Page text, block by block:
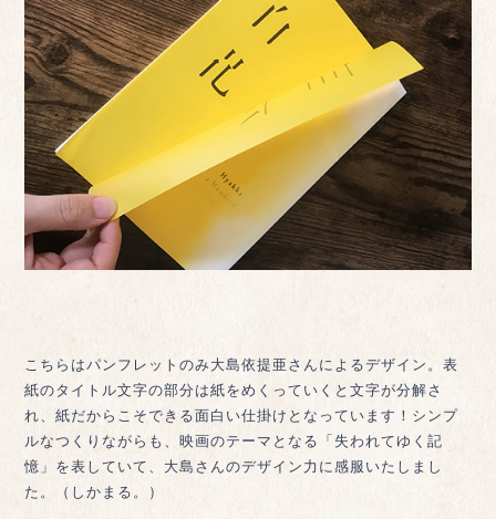
こちらはパンフレットのみ大島依提亜さんによるデザイン。表
紙のタイトル文字の部分は紙をめくっていくと文字が分解さ
れ、紙だからこそできる面白い仕掛けとなっています！シンプ
ルなつくりながらも、映画のテーマとなる「失われてゆく記
憶」を表していて、大島さんのデザイン力に感服いたしまし
た。（しかまる。）